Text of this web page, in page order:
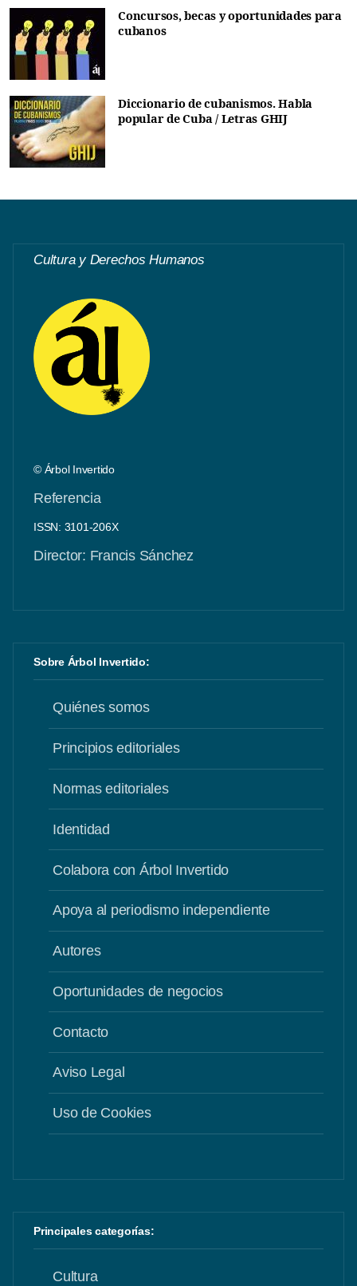
Concursos, becas y oportunidades para
cubanos
Diccionario de cubanismos. Habla
popular de Cuba / Letras GHIJ
Cultura y Derechos Humanos
© Árbol Invertido
Referencia
ISSN: 3101-206X
Director: Francis Sánchez
Sobre Árbol Invertido:
Quiénes somos
Principios editoriales
Normas editoriales
Identidad
Colabora con Árbol Invertido
Apoya al periodismo independiente
Autores
Oportunidades de negocios
Contacto
Aviso Legal
Uso de Cookies
Principales categorías:
Cultura